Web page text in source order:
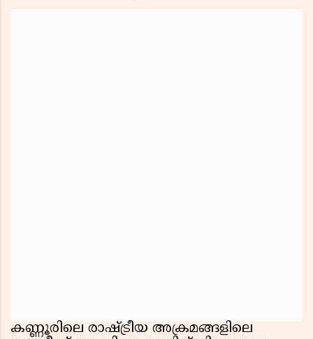
കണ്ണൂരിലെ രാഷ്ട്രീയ അക്രമങ്ങളിലെ